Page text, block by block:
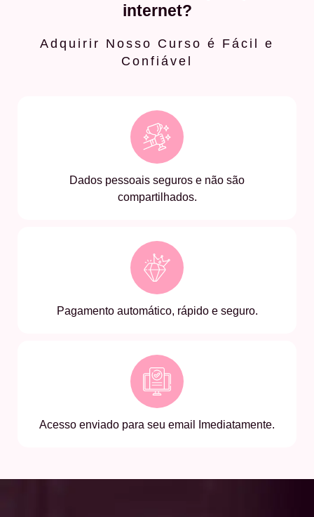
internet?
Adquirir Nosso Curso é Fácil e
Confiável
Dados pessoais seguros e não são
compartilhados.
Pagamento automático, rápido e seguro.
Acesso enviado para seu email Imediatamente.